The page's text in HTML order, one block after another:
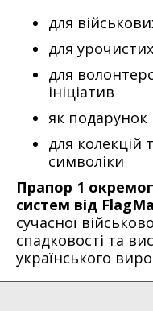
для
для
для
ініціатив
як подарунок
для колекцій
символіки
Прапор 1
систем від
сучасної
спадковості та
українського